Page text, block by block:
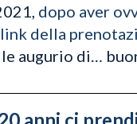
dopo aver
della
augurio di…